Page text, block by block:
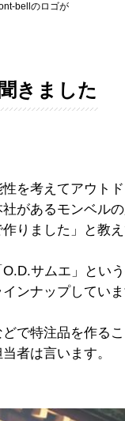
bellのロゴが
きました
を考えてアウト
があるモンベル
りました」と教え
サムエ」とい
ンナップしてい
で特注品を作る
者は言います。